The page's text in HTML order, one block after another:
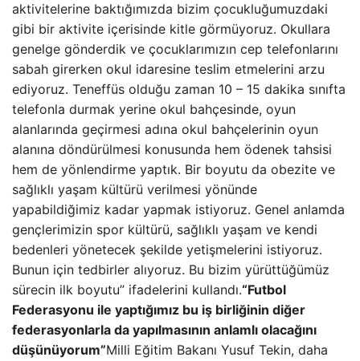
aktivitelerine baktığımızda bizim çocukluğumuzdaki
gibi bir aktivite içerisinde kitle görmüyoruz. Okullara
genelge gönderdik ve çocuklarımızın cep telefonlarını
sabah girerken okul idaresine teslim etmelerini arzu
ediyoruz. Teneffüs olduğu zaman 10 – 15 dakika sınıfta
telefonla durmak yerine okul bahçesinde, oyun
alanlarında geçirmesi adına okul bahçelerinin oyun
alanına döndürülmesi konusunda hem ödenek tahsisi
hem de yönlendirme yaptık. Bir boyutu da obezite ve
sağlıklı yaşam kültürü verilmesi yönünde
yapabildiğimiz kadar yapmak istiyoruz. Genel anlamda
gençlerimizin spor kültürü, sağlıklı yaşam ve kendi
bedenleri yönetecek şekilde yetişmelerini istiyoruz.
Bunun için tedbirler alıyoruz. Bu bizim yürüttüğümüz
sürecin ilk boyutu” ifadelerini kullandı.“Futbol
Federasyonu ile yaptığımız bu iş birliğinin diğer
federasyonlarla da yapılmasının anlamlı olacağını
düşünüyorum”Milli Eğitim Bakanı Yusuf Tekin, daha